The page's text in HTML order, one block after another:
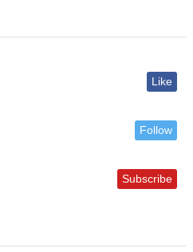
Like
Follow
Subscribe